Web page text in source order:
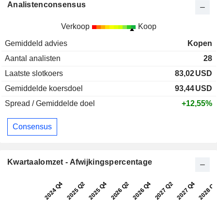
Analistenconsensus
Verkoop Koop
Gemiddeld advies
Kopen
Aantal analisten
28
Laatste slotkoers
83,02USD
Gemiddelde koersdoel
93,44USD
Spread / Gemiddelde doel
+12,55%
Consensus
Kwartaalomzet - Afwijkingspercentage